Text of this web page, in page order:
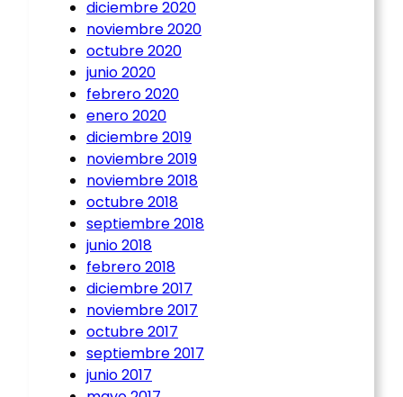
diciembre 2020
noviembre 2020
octubre 2020
junio 2020
febrero 2020
enero 2020
diciembre 2019
noviembre 2019
noviembre 2018
octubre 2018
septiembre 2018
junio 2018
febrero 2018
diciembre 2017
noviembre 2017
octubre 2017
septiembre 2017
junio 2017